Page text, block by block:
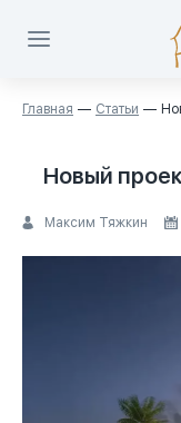
Главная Статьи
Новый
Максим Тяжкин